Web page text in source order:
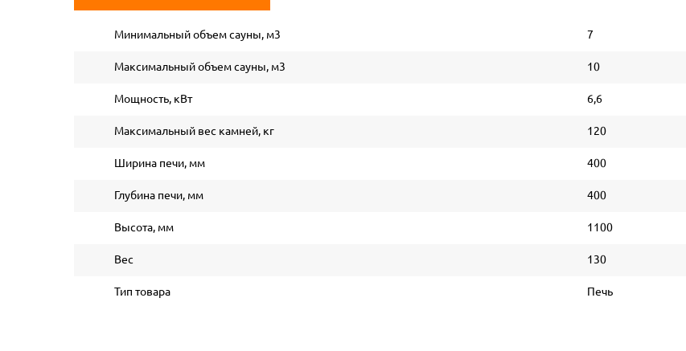
Минимальный объем сауны, м3 7
Максимальный объем сауны, м3 10
Мощность, кВт 6,6
Максимальный вес камней, кг 120
Ширина печи, мм 400
Глубина печи, мм 400
Высота, мм 1100
Вес 130
Тип товара Печь